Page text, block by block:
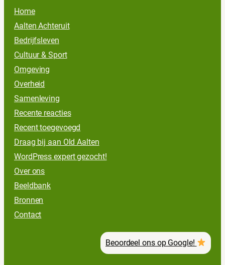
Home
Aalten Achteruit
Bedrijfsleven
Cultuur & Sport
Omgeving
Overheid
Samenleving
Recente reacties
Recent toegevoegd
Draag bij aan Old Aalten
WordPress expert gezocht!
Over ons
Beeldbank
Bronnen
Contact
Beoordeel ons op Google!